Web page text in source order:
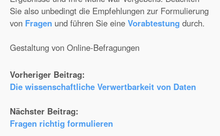
Sie also unbedingt die Empfehlungen zur Formulierung
von Fragen und führen Sie eine Vorabtestung durch.
Gestaltung von Online-Befragungen
Vorheriger Beitrag:
Die wissenschaftliche Verwertbarkeit von Daten
Nächster Beitrag:
Fragen richtig formulieren